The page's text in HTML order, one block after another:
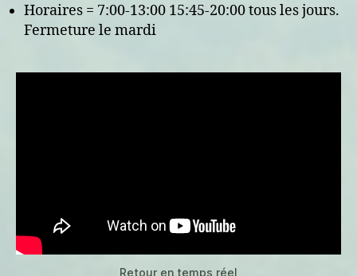
Horaires = 7:00-13:00 15:45-20:00 tous les jours.
Fermeture le mardi
Retour en temps réel